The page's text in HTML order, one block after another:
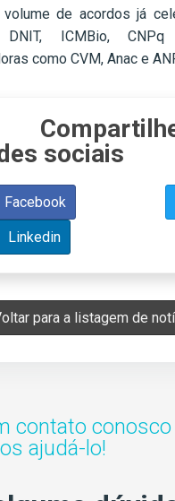
volume de acordos já
DNIT, ICMBio,
como CVM, Anac e
sociais
Facebook
Linkedin
para a listagem de
contato conosco
ajudá-lo!